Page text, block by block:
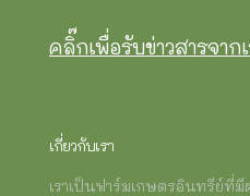
คลิ๊กเพื่อรับข่าวสารจากเ
เกี่ยวกับเรา
เราเป็นฟาร์มเกษตรอินทรีย์ที่